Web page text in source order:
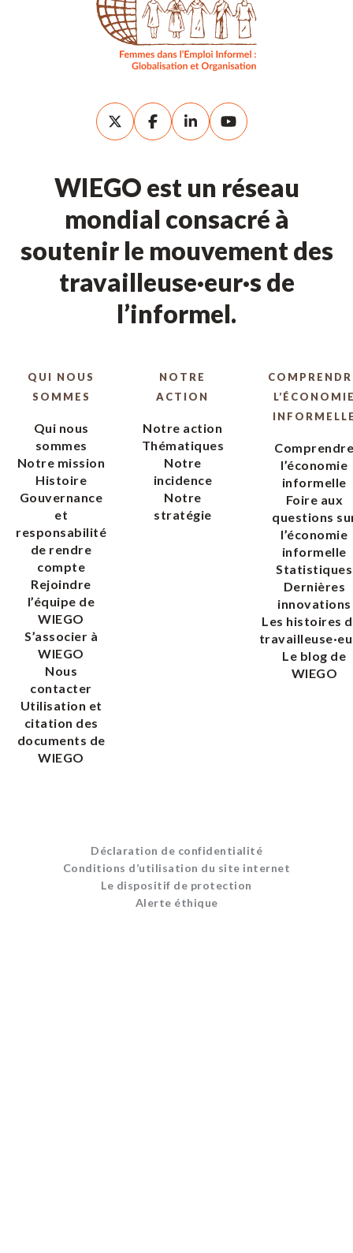
WIEGO est un réseau
mondial consacré à
soutenir le mouvement des
travailleuse·eur·s de
l’informel.
QUI NOUS
SOMMES
Qui nous
sommes
Notre mission
Histoire
Gouvernance
et
responsabilité
de rendre
compte
Rejoindre
l’équipe de
WIEGO
S’associer à
WIEGO
Nous
contacter
Utilisation et
citation des
documents de
WIEGO
NOTRE
ACTION
Notre action
Thématiques
Notre
incidence
Notre
stratégie
l’économie
informelle
Foire aux
questions
l’économie
informelle
Statistiques
Dernières
innovations
Les histoires
Le blog de
WIEGO
Déclaration de confidentialité
Conditions d’utilisation du site internet
Le dispositif de protection
Alerte éthique